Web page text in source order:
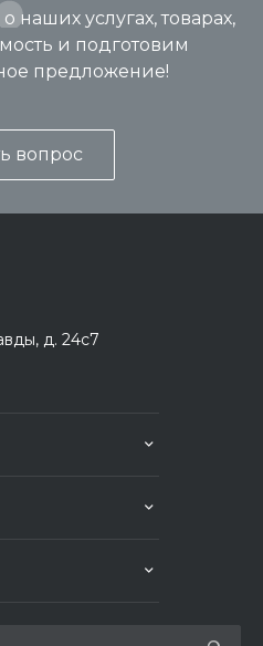
наших услугах, товарах,
и подготовим
предложение!
вопрос
д. 24с7